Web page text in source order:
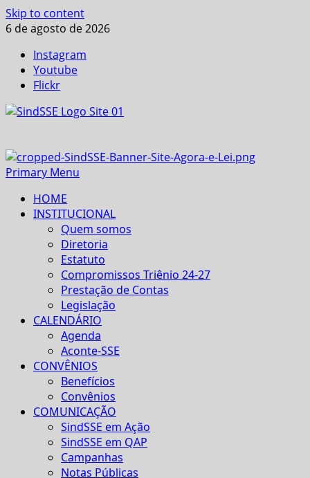
Skip to content
6 de agosto de 2026
Instagram
Youtube
Flickr
Primary Menu
HOME
INSTITUCIONAL
Quem somos
Diretoria
Estatuto
Compromissos Triênio 24-27
Prestação de Contas
Legislação
CALENDÁRIO
Agenda
Aconte-SSE
CONVÊNIOS
Benefícios
Convênios
COMUNICAÇÃO
SindSSE em Ação
SindSSE em QAP
Campanhas
Notas Públicas